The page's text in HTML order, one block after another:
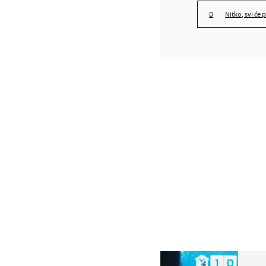
nitko, svi će